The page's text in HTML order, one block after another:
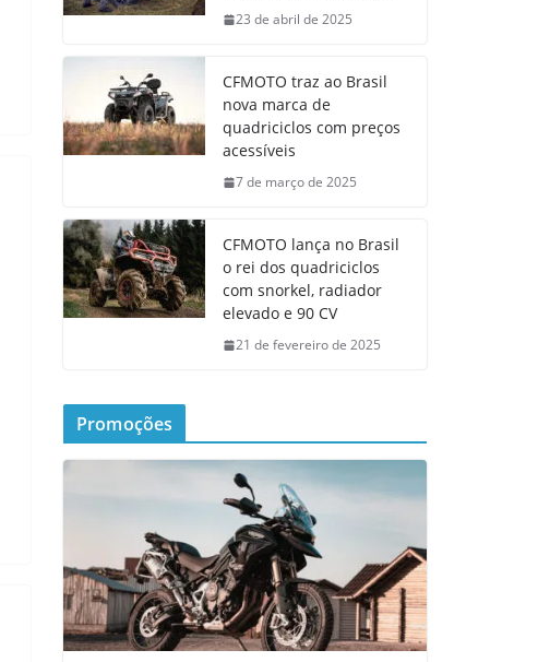
23 de abril de 2025
CFMOTO traz ao Brasil
nova marca de
quadriciclos com preços
acessíveis
7 de março de 2025
CFMOTO lança no Brasil
o rei dos quadriciclos
com snorkel, radiador
elevado e 90 CV
21 de fevereiro de 2025
Promoções